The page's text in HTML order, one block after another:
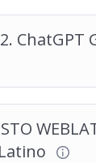
ChatGPT